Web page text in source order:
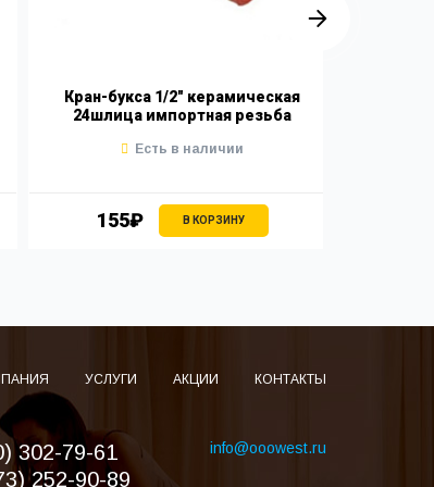
Кран-букса 1/2" керамическая
24шлица импортная резьба
155₽ В КОРЗИНУ
Есть в наличии
УСЛУГИ АКЦИИ КОНТАКТЫ
302-79-61
252-90-89
info@ooowest.ru